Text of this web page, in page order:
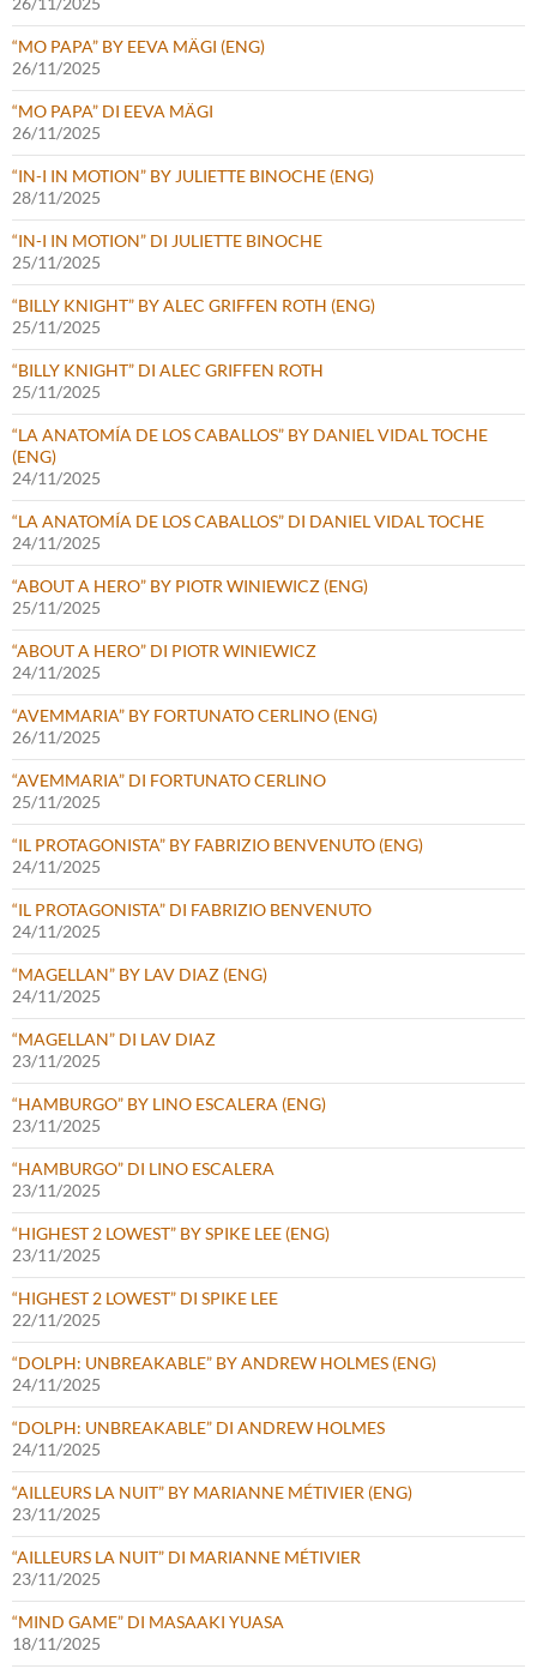
“MO PAPA” BY EEVA MÄGI (ENG)
26/11/2025
“MO PAPA” DI EEVA MÄGI
26/11/2025
“IN-I IN MOTION” BY JULIETTE BINOCHE (ENG)
28/11/2025
“IN-I IN MOTION” DI JULIETTE BINOCHE
25/11/2025
“BILLY KNIGHT” BY ALEC GRIFFEN ROTH (ENG)
25/11/2025
“BILLY KNIGHT” DI ALEC GRIFFEN ROTH
25/11/2025
“LA ANATOMÍA DE LOS CABALLOS” BY DANIEL VIDAL TOCHE
(ENG)
24/11/2025
“LA ANATOMÍA DE LOS CABALLOS” DI DANIEL VIDAL TOCHE
24/11/2025
“ABOUT A HERO” BY PIOTR WINIEWICZ (ENG)
25/11/2025
“ABOUT A HERO” DI PIOTR WINIEWICZ
24/11/2025
“AVEMMARIA” BY FORTUNATO CERLINO (ENG)
26/11/2025
“AVEMMARIA” DI FORTUNATO CERLINO
25/11/2025
“IL PROTAGONISTA” BY FABRIZIO BENVENUTO (ENG)
24/11/2025
“IL PROTAGONISTA” DI FABRIZIO BENVENUTO
24/11/2025
“MAGELLAN” BY LAV DIAZ (ENG)
24/11/2025
“MAGELLAN” DI LAV DIAZ
23/11/2025
“HAMBURGO” BY LINO ESCALERA (ENG)
23/11/2025
“HAMBURGO” DI LINO ESCALERA
23/11/2025
“HIGHEST 2 LOWEST” BY SPIKE LEE (ENG)
23/11/2025
“HIGHEST 2 LOWEST” DI SPIKE LEE
22/11/2025
“DOLPH: UNBREAKABLE” BY ANDREW HOLMES (ENG)
24/11/2025
“DOLPH: UNBREAKABLE” DI ANDREW HOLMES
24/11/2025
“AILLEURS LA NUIT” BY MARIANNE MÉTIVIER (ENG)
23/11/2025
“AILLEURS LA NUIT” DI MARIANNE MÉTIVIER
23/11/2025
“MIND GAME” DI MASAAKI YUASA
18/11/2025